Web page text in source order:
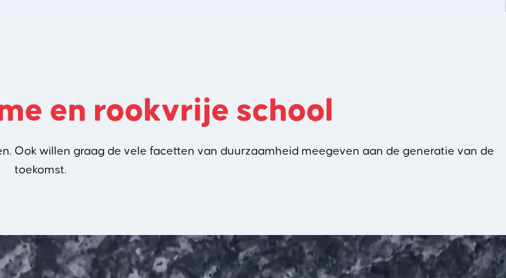
en rookvrije school
Ook willen graag de vele facetten van duurzaamheid meegeven aan de generatie van de
toekomst.